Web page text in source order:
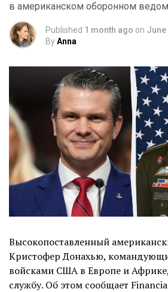
в американском оборонном
Published 1 month ago on June
ByAnna
Высокопоставленный
Кристофер Донахью,
войсками США в Европе и
службу. Об этом сообщает